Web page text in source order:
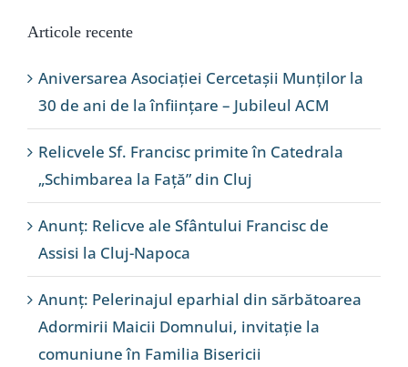
Articole recente
Aniversarea Asociației Cercetașii Munților la
30 de ani de la înființare – Jubileul ACM
Relicvele Sf. Francisc primite în Catedrala
„Schimbarea la Față” din Cluj
Anunț: Relicve ale Sfântului Francisc de
Assisi la Cluj-Napoca
Anunț: Pelerinajul eparhial din sărbătoarea
Adormirii Maicii Domnului, invitație la
comuniune în Familia Bisericii